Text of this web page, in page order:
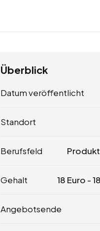
Überblick
Datum veröffentlicht
Standort
Berufsfeld
Gehalt 18 Euro -18
Angebotsende